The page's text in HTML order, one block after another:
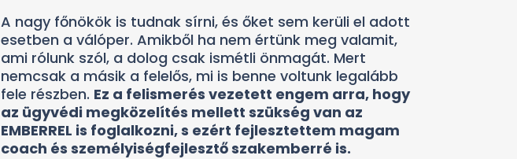
A nagy főnökök is tudnak sírni, és őket sem kerüli el adott
esetben a válóper. Amikből ha nem értünk meg valamit,
ami rólunk szól, a dolog csak ismétli önmagát. Mert
nemcsak a másik a felelős, mi is benne voltunk legalább
fele részben. Ez a felismerés vezetett engem arra, hogy
az ügyvédi megközelítés mellett szükség van az
EMBERREL is foglalkozni, s ezért fejlesztettem magam
coach és személyiségfejlesztő szakemberré is.